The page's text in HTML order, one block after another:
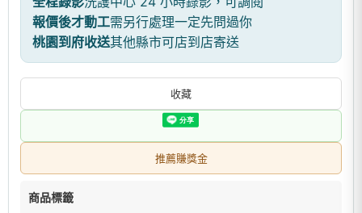
報價後才動工需另行處理一定先問過你
桃園到府收送其他縣市可店到店寄送
收藏
推薦賺獎金
商品標籤